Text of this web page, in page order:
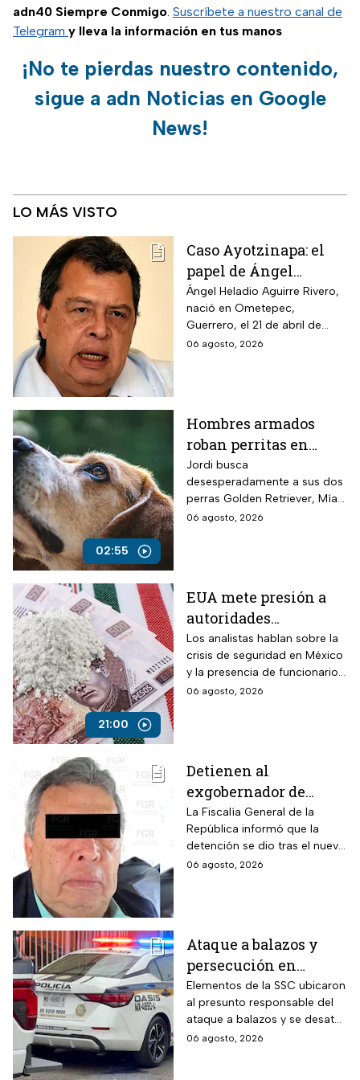
adn40 Siempre Conmigo. Suscríbete a nuestro canal de
Telegram y lleva la información en tus manos
¡No te pierdas nuestro contenido,
sigue a adn Noticias en Google
News!
LO MÁS VISTO
Caso Ayotzinapa: el
papel de Ángel
Aguirre en la
desaparición de los
normalistas en 2014
Ángel Heladio Aguirre Rivero,
nació en Ometepec,
Guerrero, el 21 de abril de
1956. Estudió la Licenciatura
06 agosto, 2026
02:55
Hombres armados
roban perritas en
Veracruz
Jordi busca
desesperadamente a sus dos
perras Golden Retriever, Mía y
Camila, de seis años, robadas
06 agosto, 2026
21:00
EUA mete presión a
autoridades
mexicanas para
combatir al
narcotráfico y detener
a funcionarios
Los analistas hablan sobre la
crisis de seguridad en México
y la presencia de funcionarios
corruptos en el narcotráfico
06 agosto, 2026
Detienen al
exgobernador de
Guerrero, Ángel
Aguirre, por el Caso
Ayotzinapa
La Fiscalía General de la
República informó que la
detención se dio tras el nuevo
modelo de investigación
06 agosto, 2026
Ataque a balazos y
persecución en
Álvaro Obregón,
CDMX, hoy 6 de agosto
Elementos de la SSC ubicaron
al presunto responsable del
ataque a balazos y se desató
una persecución
06 agosto, 2026